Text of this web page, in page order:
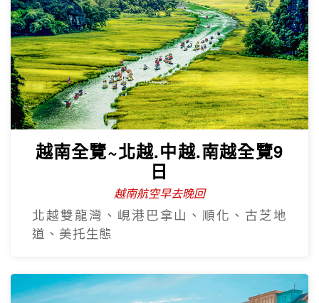
越南全覽~北越.中越.南越全覽9
日
越南航空早去晚回
北越雙龍灣、峴港巴拿山、順化、古芝地
道、美托生態